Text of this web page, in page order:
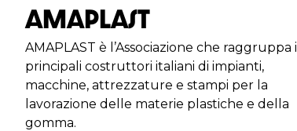
Amaplast
AMAPLAST è l’Associazione che raggruppa i
principali costruttori italiani di impianti,
macchine, attrezzature e stampi per la
lavorazione delle materie plastiche e della
gomma.